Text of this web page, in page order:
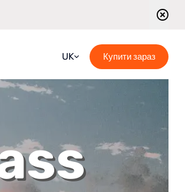
нами
екскурсій
UK
German
Italian
Купити зараз